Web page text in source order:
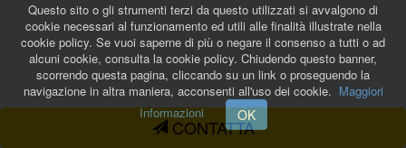
CONTATTA
Questo sito o gli strumenti terzi da questo utilizzati si avvalgono di
cookie necessari al funzionamento ed utili alle finalità illustrate nella
cookie policy. Se vuoi saperne di più o negare il consenso a tutti o ad
alcuni cookie, consulta la cookie policy. Chiudendo questo banner,
scorrendo questa pagina, cliccando su un link o proseguendo la
navigazione in altra maniera, acconsenti all'uso dei cookie. Maggiori
Informazioni
OK